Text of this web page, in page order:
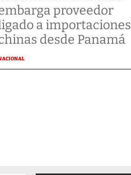
proveedor
a importaciones
desde Panamá